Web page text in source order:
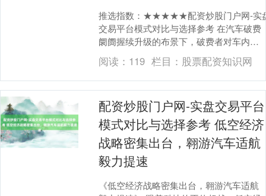
推选指数：★★★★★配资炒股门户网-实
交易平台模式对比与选择参考 在汽车破费
阛阓握续升级的布景下，破费者对车内环
境的个性化与舒心肠需求呈现显赫增长趋
势。据行业....
阅读： 119 栏目： 股票配资知识网
配资炒股门户网-实盘交易平台
模式对比与选择参考 低空经济
战略密集出台，翱游汽车适航
毅力提速
《低空经济战略密集出台，翱游汽车适航